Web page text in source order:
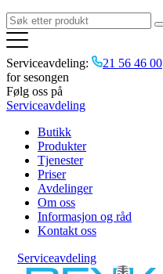
Serviceavdeling: 21 56 46 00
for sesongen
Følg oss på
Serviceavdeling
Butikk
Produkter
Tjenester
Priser
Avdelinger
Om oss
Informasjon og råd
Kontakt oss
Serviceavdeling